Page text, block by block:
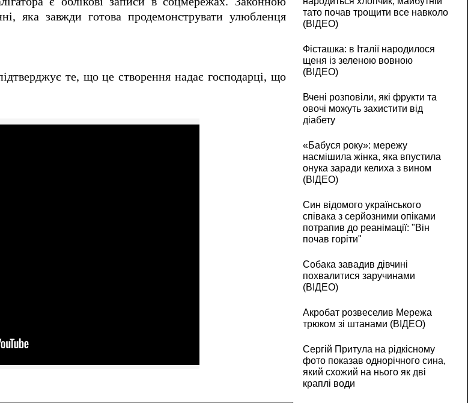
яка завжди готова продемонструвати улюбленця
те, що це створення надає господарці, що
тато почав трощити все навколо
(ВІДЕО)
Фісташка: в Італії народилося
щеня із зеленою вовною
(ВІДЕО)
Вчені розповіли, які фрукти та
овочі можуть захистити від
діабету
«Бабуся року»: мережу
насмішила жінка, яка впустила
онука заради келиха з вином
(ВІДЕО)
Син відомого українського
співака з серйозними опіками
потрапив до реанімації: "Він
почав горіти"
Собака завадив дівчині
похвалитися заручинами
(ВІДЕО)
Акробат розвеселив Мережа
трюком зі штанами (ВІДЕО)
Сергій Притула на рідкісному
фото показав однорічного сина,
який схожий на нього як дві
краплі води